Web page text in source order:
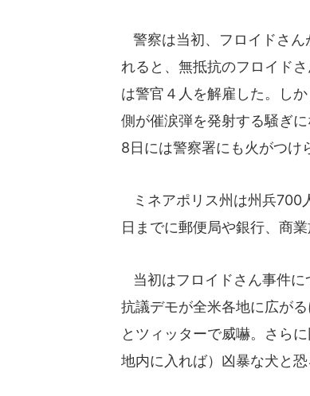
警察は当初、フロイドさん
れると、無抵抗のフロイド
は警官４人を解雇した。し
側が催涙弾を発射する騒ぎ
8日には警察署にも火がつけ
ミネアポリス州は州兵700
日までに郵便局や銀行、商
当初はフロイドさん事件に
抗議デモが全米各地に広が
とツィッターで威嚇。さら
地内に入れば）凶暴な犬と